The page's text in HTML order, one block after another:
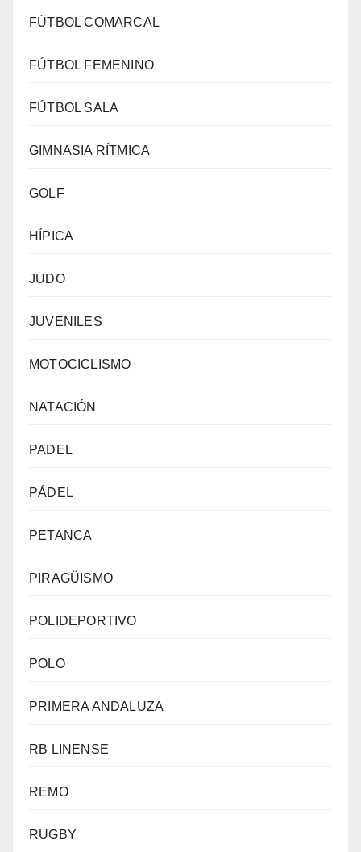
FÚTBOL COMARCAL
FÚTBOL FEMENINO
FÚTBOL SALA
GIMNASIA RÍTMICA
GOLF
HÍPICA
JUDO
JUVENILES
MOTOCICLISMO
NATACIÓN
PADEL
PÁDEL
PETANCA
PIRAGÜISMO
POLIDEPORTIVO
POLO
PRIMERA ANDALUZA
RB LINENSE
REMO
RUGBY